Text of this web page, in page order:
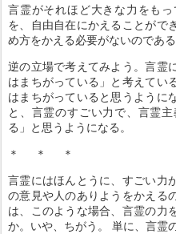
言霊がそれほど大きな力をも
を、自由自在にかえることがで
め方をかえる必要がないのである
逆の立場で考えてみよう。言霊
はまちがっている」と考えてい
はまちがっていると思うように
と、言霊のすごい力で、言霊
る」と思うようになる。
＊ ＊ ＊
言霊にはほんとうに、すごい力
の意見や人のありようをかえる
は、このような場合、言霊の力
か。いや、ちがう。 単に、言霊